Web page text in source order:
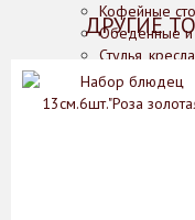
Кофейные
Обеденные и
Стулья,
Освещение
Бра
Классические
Подвесные
Потолочные
Кухонные
ДРУГИЕ